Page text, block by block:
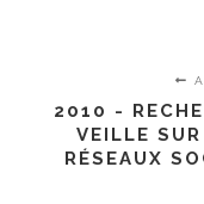
2010 -
VEILLE
RÉSEAUX